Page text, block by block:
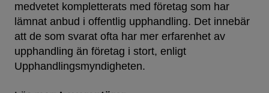
medvetet kompletterats med företag som har
lämnat anbud i offentlig upphandling. Det innebär
att de som svarat ofta har mer erfarenhet av
upphandling än företag i stort, enligt
Upphandlingsmyndigheten.